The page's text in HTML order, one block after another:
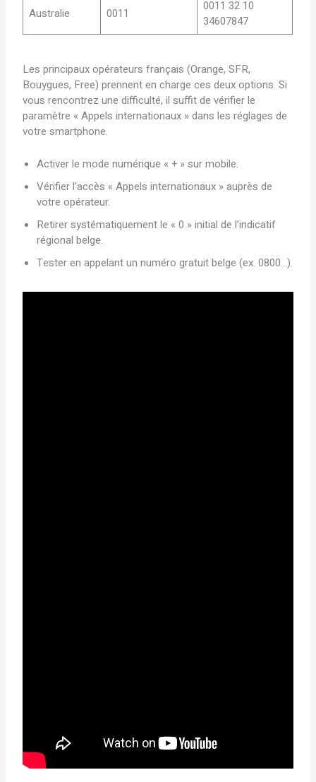
Australie 0011
0011 32 10
34607847
Les principaux opérateurs français (Orange, SFR,
Bouygues, Free) prennent en charge ces deux options. Si
vous rencontrez une difficulté, il suffit de vérifier le
paramètre « Appels internationaux » dans les réglages de
votre smartphone.
Activer le mode numérique « + » sur mobile.
Vérifier l’accès « Appels internationaux » auprès de
votre opérateur.
Retirer systématiquement le « 0 » initial de l’indicatif
régional belge.
Tester en appelant un numéro gratuit belge (ex. 0800…).